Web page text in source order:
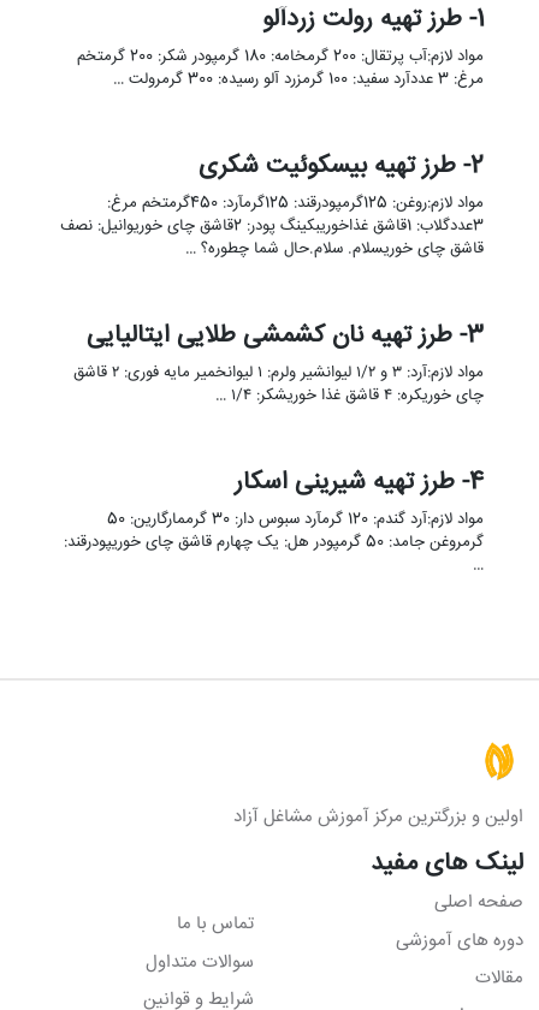
1- طرز تهیه رولت زردآلو
مواد لازم:آب پرتقال: 200 گرمخامه: 180 گرمپودر شکر: 200 گرمتخم
مرغ: 3 عددآرد سفید: 100 گرمزرد آلو رسیده: 300 گرمرولت …
2- طرز تهیه بیسکوئیت شکری
مواد لازم:روغن: 125گرمپودرقند: 125گرمآرد: 450گرمتخم مرغ:
3عددگلاب: 1قاشق غذاخوریبکینگ پودر: 2قاشق چای خوریوانیل: نصف
قاشق چای خوریسلام. سلام.حال شما چطوره؟ …
3- طرز تهیه نان کشمشی طلایی ایتالیایی
مواد لازم:آرد: ۳ و ۱/۲ لیوانشیر ولرم: ۱ لیوانخمیر مایه فوری: ۲ قاشق
چای خوریکره: ۴ قاشق غذا خوریشکر: ۱/۴ …
4- طرز تهیه شیرینی اسکار
مواد لازم:آرد گندم: 120 گرمآرد سبوس دار: 30 گرممارگارین: 50
گرمروغن جامد: 50 گرمپودر هل: یک چهارم قاشق چای خوریپودرقند:
…
اولین و بزرگترین مرکز آموزش مشاغل آزاد
لینک های مفید
صفحه اصلی
دوره های آموزشی
مقالات
تماس با ما
سوالات متداول
شرایط و قوانین